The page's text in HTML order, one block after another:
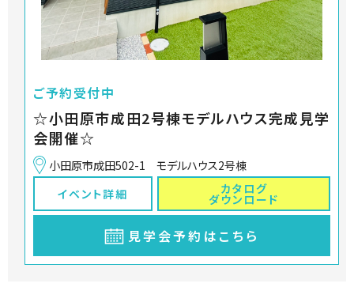
ご予約受付中
☆小田原市成田2号棟モデルハウス完成見学
会開催☆
小田原市成田502-1 モデルハウス2号棟
イベント詳細
カタログ
ダウンロード
見学会予約はこちら